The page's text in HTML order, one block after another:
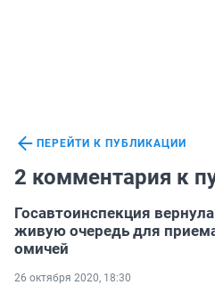
ПЕРЕЙТИ К ПУБЛИКАЦИИ
2 комментария к
Госавтоинспекция вернула
живую очередь для
омичей
26 октября 2020, 18:30